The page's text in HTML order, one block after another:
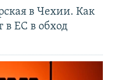
в Чехии. Как
в ЕС в обход